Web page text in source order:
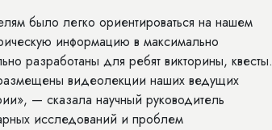
было легко ориентироваться на нашем
информацию в максимально
разработаны для ребят викторины, квесты.
видеолекции наших ведущих
— сказала научный руководитель
исследований и проблем